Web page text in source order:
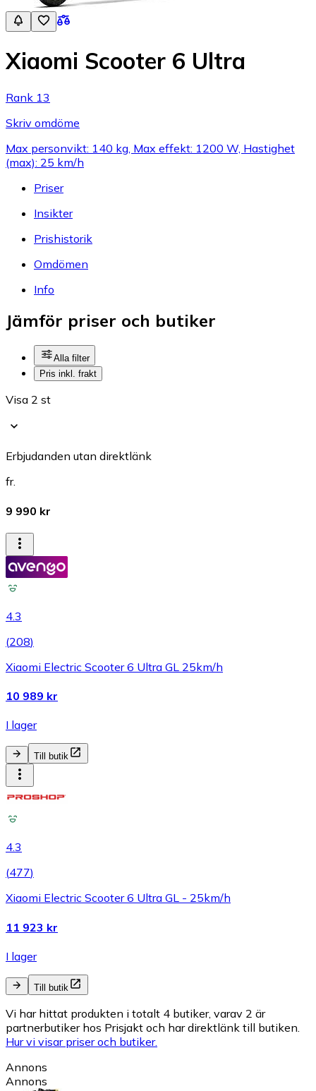
Xiaomi Scooter 6 Ultra
Rank 13
Skriv omdöme
Max personvikt: 140 kg, Max effekt: 1200 W, Hastighet
(max): 25 km/h
Priser
Insikter
Prishistorik
Omdömen
Info
Jämför priser och butiker
Alla filter
Pris inkl. frakt
Visa 2 st
Erbjudanden utan direktlänk
fr.
9 990 kr
4.3
(208)
Xiaomi Electric Scooter 6 Ultra GL 25km/h
10 989 kr
I lager
Till butik
4.3
(477)
Xiaomi Electric Scooter 6 Ultra GL - 25km/h
11 923 kr
I lager
Till butik
Vi har hittat produkten i totalt 4 butiker, varav 2 är
partnerbutiker hos Prisjakt och har direktlänk till butiken.
Hur vi visar priser och butiker.
Annons
Annons